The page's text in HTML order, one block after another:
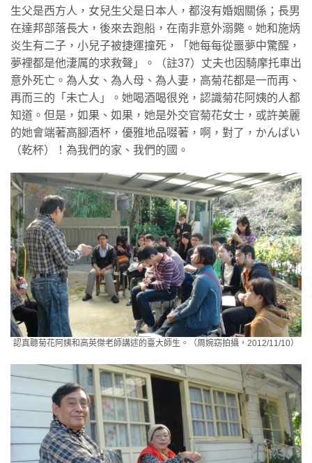
生父是西方人，女兒生父是日本人，都沒有婚姻關係；長男
在達邦部落長大，後來去跑船，在南非意外溺斃。她和施炳
炎生有二子，小兒子被捷運撞死，「她每每從噩夢中驚醒，
夢裡都是他淒厲的求救聲」。（註37）丈夫也因騎摩托車出
意外死亡。為人女、為人母、為人妻，高菊花都是一而再、
再而三的「未亡人」。她喝酒喝很兇，認識菊花阿姨的人都
知道。但是，如果、如果，她是外交官菊花女士，或許美麗
的她會端著高腳酒杯，優雅地品啜著，啊，對了，かんぱい
（乾杯）！為我們的家、我們的國。
認真聽菊花阿姨和高英傑老師講述的臺大師生。（周婉窈拍攝，2012/11/10）